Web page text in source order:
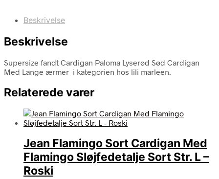
Beskrivelse
Beskrivelse
Supersize fandt Cardigan Paloma Lyserød Sød Cardigan
Med Lange ærmer i kategorien hos lili marleen.
Relaterede varer
Jean Flamingo Sort Cardigan Med
Flamingo Sløjfedetalje Sort Str. L –
Roski